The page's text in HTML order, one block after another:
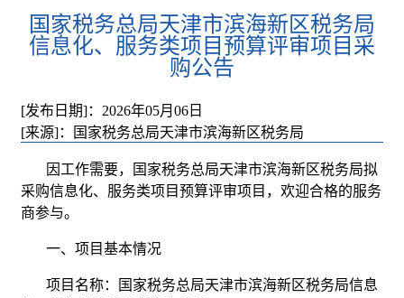
国家税务总局天津市滨海新区税务局
信息化、服务类项目预算评审项目采
购公告
[发布日期]：2026年05月06日
[来源]：国家税务总局天津市滨海新区税务局
因工作需要，国家税务总局天津市滨海新区税务局拟
采购信息化、服务类项目预算评审项目，欢迎合格的服务
商参与。
一、项目基本情况
项目名称：国家税务总局天津市滨海新区税务局信息